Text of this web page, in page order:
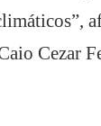
Cezar